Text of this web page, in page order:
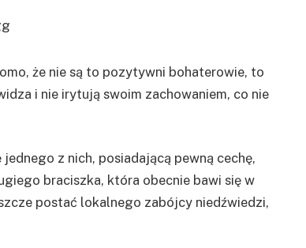
że nie są to pozytywni bohaterowie, to
i nie irytują swoim zachowaniem, co nie
z nich, posiadającą pewną cechę,
braciszka, która obecnie bawi się w
postać lokalnego zabójcy niedźwiedzi,